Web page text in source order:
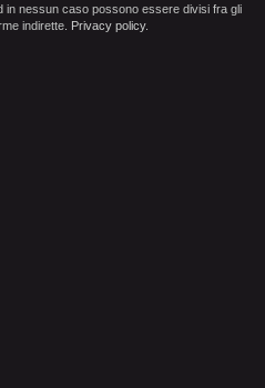
in nessun caso possono essere divisi fra gli
indirette. Privacy policy.